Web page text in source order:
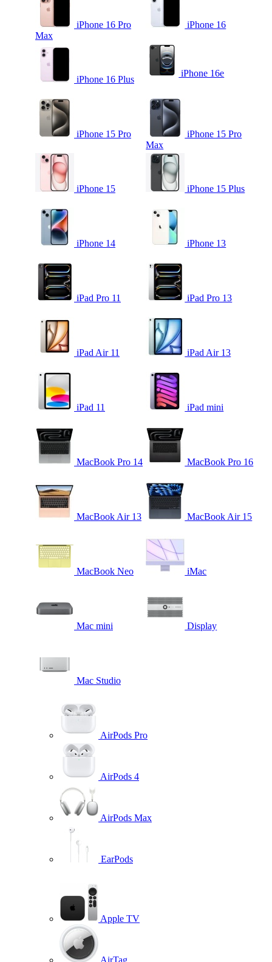
iPhone 16 Pro
Max
iPhone 16
iPhone 16 Plus
iPhone 16e
iPhone 15 Pro
iPhone 15 Pro
Max
iPhone 15 iPhone 15 Plus
iPhone 14 iPhone 13
iPad Pro 11 iPad Pro 13
iPad Air 11 iPad Air 13
iPad 11 iPad mini
MacBook Pro 14 MacBook Pro 16
MacBook Air 13 MacBook Air 15
MacBook Neo iMac
Mac mini Display
Mac Studio
AirPods Pro
AirPods 4
AirPods Max
EarPods
Apple TV